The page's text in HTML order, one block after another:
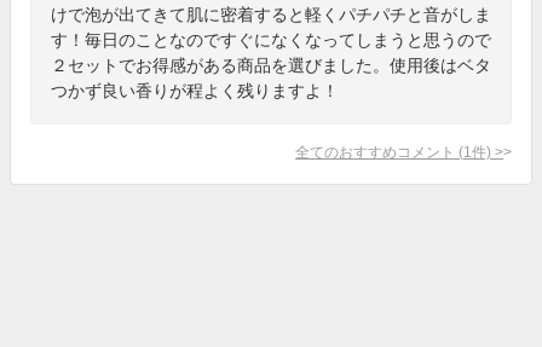
けで泡が出てきて肌に密着すると軽くパチパチと音がしま
す！毎日のことなのですぐになくなってしまうと思うので
２セットでお得感がある商品を選びました。使用後はベタ
つかず良い香りが程よく残りますよ！
全てのおすすめコメント (1 件) >